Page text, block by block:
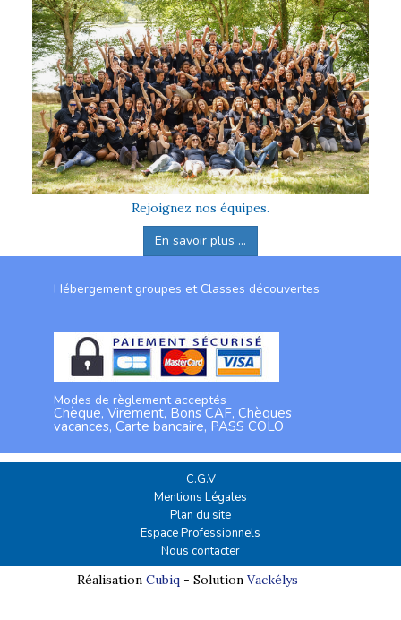
Rejoignez nos équipes.
En savoir plus ...
Hébergement groupes et Classes découvertes
Modes de règlement acceptés
Chèque, Virement, Bons CAF, Chèques
vacances, Carte bancaire, PASS COLO
C.G.V
Mentions Légales
Plan du site
Espace Professionnels
Nous contacter
Réalisation Cubiq- Solution Vackélys